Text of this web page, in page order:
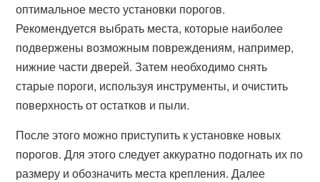
оптимальное место установки порогов.
Рекомендуется выбрать места, которые наиболее
подвержены возможным повреждениям, например,
нижние части дверей. Затем необходимо снять
старые пороги, используя инструменты, и очистить
поверхность от остатков и пыли.
После этого можно приступить к установке новых
порогов. Для этого следует аккуратно подогнать их по
размеру и обозначить места крепления. Далее